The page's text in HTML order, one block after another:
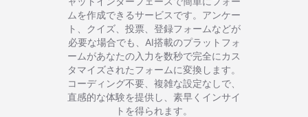
ムを作成できるサービスです。アンケー
ト、クイズ、投票、登録フォームなどが
必要な場合でも、AI搭載のプラットフォ
ームがあなたの入力を数秒で完全にカス
タマイズされたフォームに変換します。
コーディング不要、複雑な設定なしで、
直感的な体験を提供し、素早くインサイ
トを得られます。